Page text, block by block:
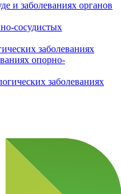
и заболеваниях органов
сосудистых
заболеваниях
опорно-
заболеваниях